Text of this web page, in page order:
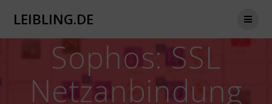
LEIBLING.DE
Sophos: SSL
Netzanbindung